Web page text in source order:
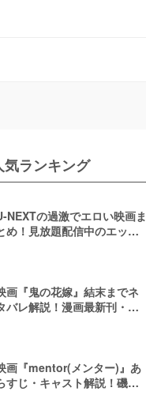
気ランキング
NEXTの過激でエロい映画ま
め！見放題配信中のエッチ
画『鬼の花嫁』結末までネ
バレ解説！漫画最新刊・小
画『mentor(メンター)』あ
すじ・キャスト解説！磯村